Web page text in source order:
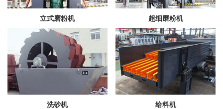
立式磨粉机 超细磨粉机
洗砂机 给料机